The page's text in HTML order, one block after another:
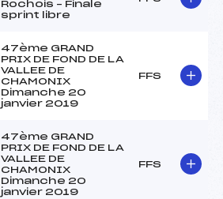
Rochois – Finale
sprint libre
47ème GRAND
PRIX DE FOND DE LA
VALLEE DE
CHAMONIX
Dimanche 20
janvier 2019
FFS
47ème GRAND
PRIX DE FOND DE LA
VALLEE DE
CHAMONIX
Dimanche 20
janvier 2019
FFS